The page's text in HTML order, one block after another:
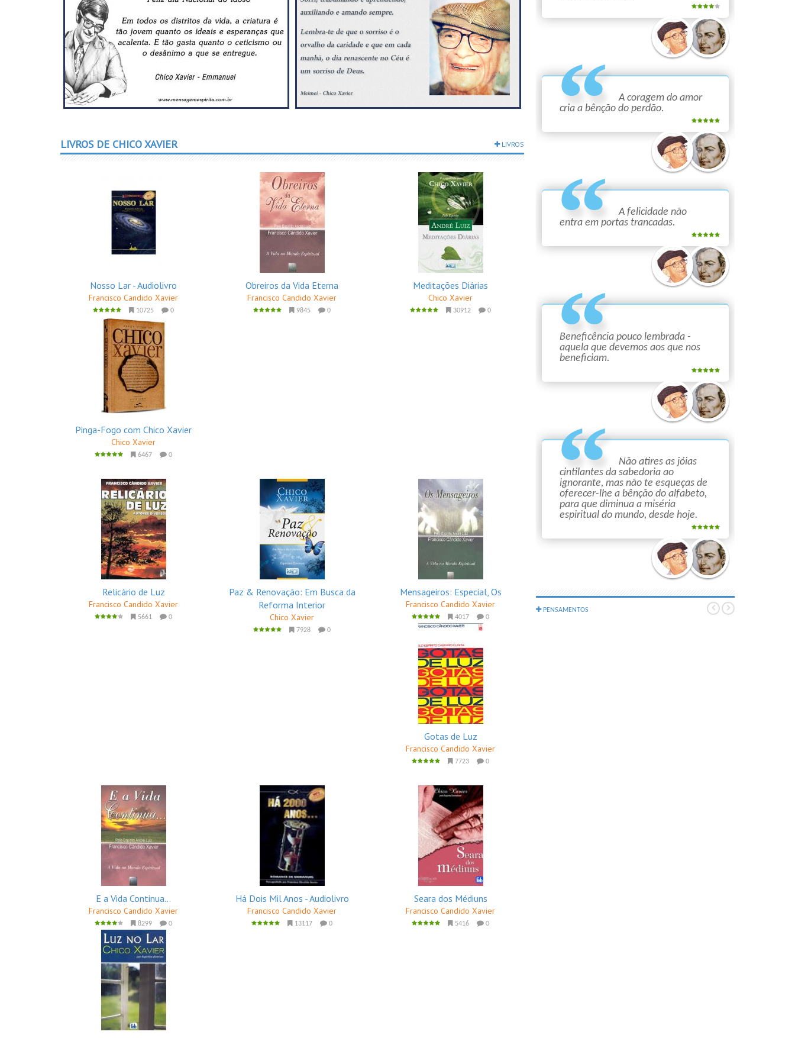
LIVROS DE CHICO XAVIER LIVROS
Nosso Lar - Audiolivro
Francisco Candido Xavier
10725 0
Obreiros da Vida Eterna
Francisco Candido Xavier
9845 0
Meditações Diárias
Chico Xavier
30912 0
Pinga-Fogo com Chico Xavier
Chico Xavier
6467 0
Relicário de Luz
Francisco Candido Xavier
5661 0
Paz & Renovação: Em Busca da
Reforma Interior
Chico Xavier
7928 0
Mensageiros: Especial, Os
Francisco Candido Xavier
4017 0
Gotas de Luz
Francisco Candido Xavier
7723 0
E a Vida Continua...
Francisco Candido Xavier
8299 0
Há Dois Mil Anos - Audiolivro
Francisco Candido Xavier
13117 0
Seara dos Médiuns
Francisco Candido Xavier
5416 0
A coragem do amor
cria a bênção do perdão.
A felicidade não
entra em portas trancadas.
Beneficência pouco lembrada -
aquela que devemos aos que nos
beneficiam.
Não atires as jóias
cintilantes da sabedoria ao
ignorante, mas não te esqueças de
oferecer-lhe a bênção do alfabeto,
para que diminua a miséria
espiritual do mundo, desde hoje.
PENSAMENTOS